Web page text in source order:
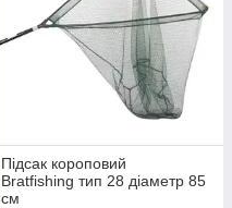
Підсак короповий
Bratfishing тип 28 діаметр 85
см